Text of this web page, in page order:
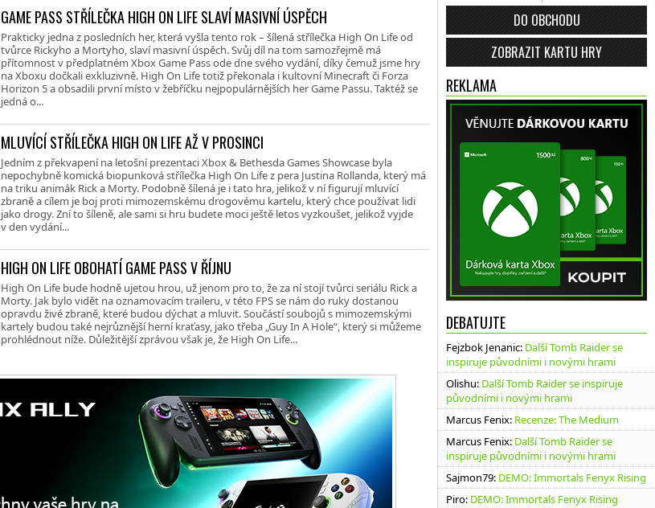
DO OBCHODU
ZOBRAZIT KARTU HRY
REKLAMA
DEBATUJTE
Fejzbok Jenanic: Další Tomb Raider se
inspiruje původními i novými hrami
Olishu: Další Tomb Raider se inspiruje
původními i novými hrami
Marcus Fenix: Recenze: The Medium
Marcus Fenix: Další Tomb Raider se
inspiruje původními i novými hrami
Sajmon79: DEMO: Immortals Fenyx Rising
Piro: DEMO: Immortals Fenyx Rising
GAME PASS STŘÍLEČKA HIGH ON LIFE SLAVÍ MASIVNÍ ÚSPĚCH
Prakticky jedna z posledních her, která vyšla tento rok – šílená střílečka High On Life od
tvůrce Rickyho a Mortyho, slaví masivní úspěch. Svůj díl na tom samozřejmě má
přítomnost v předplatném Xbox Game Pass ode dne svého vydání, díky čemuž jsme hry
na Xboxu dočkali exkluzivně. High On Life totiž překonala i kultovní Minecraft či Forza
Horizon 5 a obsadili první místo v žebříčku nejpopulárnějších her Game Passu. Taktéž se
jedná o...
MLUVÍCÍ STŘÍLEČKA HIGH ON LIFE AŽ V PROSINCI
Jedním z překvapení na letošní prezentaci Xbox & Bethesda Games Showcase byla
nepochybně komická biopunková střílečka High On Life z pera Justina Rollanda, který má
na triku animák Rick a Morty. Podobně šílená je i tato hra, jelikož v ní figurují mluvící
zbraně a cílem je boj proti mimozemskému drogovému kartelu, který chce používat lidi
jako drogy. Zní to šíleně, ale sami si hru budete moci ještě letos vyzkoušet, jelikož vyjde
v den vydání...
HIGH ON LIFE OBOHATÍ GAME PASS V ŘÍJNU
High On Life bude hodně ujetou hrou, už jenom pro to, že za ní stojí tvůrci seriálu Rick a
Morty. Jak bylo vidět na oznamovacím traileru, v této FPS se nám do ruky dostanou
opravdu živé zbraně, které budou dýchat a mluvit. Součástí soubojů s mimozemskými
kartely budou také nejrůznější herní kraťasy, jako třeba „Guy In A Hole“, který si můžeme
prohlédnout níže. Důležitější zprávou však je, že High On Life...